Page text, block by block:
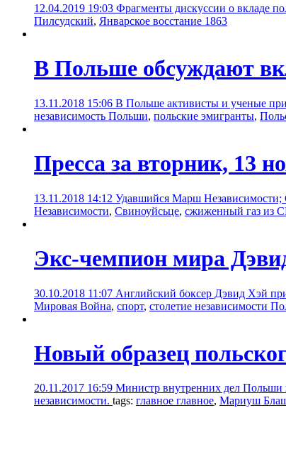
12.04.2019 19:03 Фрагменты дискуссии о вкладе
Пилсудский, Январское восстание 1863
В Польше обсуждают
13.11.2018 15:06 В Польше активисты и ученые
независимость Польши, польские эмигранты,
Пресса за вторник, 13
13.11.2018 14:12 Удавшийся Марш Независимости;
Независимости, Свиноуйсьце, сжиженный газ из
Экс-чемпион мира
30.10.2018 11:07 Английский боксер Дэвид Хэй
Мировая Война, спорт, столетие независимости
Новый образец
20.11.2017 16:59 Министр внутренних дел Польши
независимости. tags: главное главное, Мариуш